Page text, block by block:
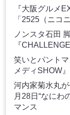
『大阪グルメ
「2525（ニコ
ノンスタ石田
『
笑いとパント
メディSHOW
河内家菊水丸
月28日“なにわ
マンス